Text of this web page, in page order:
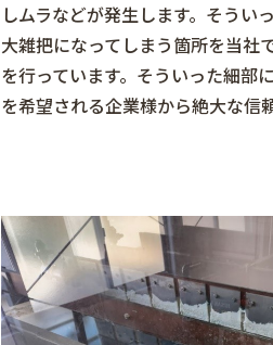
しムラなどが発生します。そうい
大雑把になってしまう箇所を当社
を行っています。そういった細部
を希望される企業様から絶大な信